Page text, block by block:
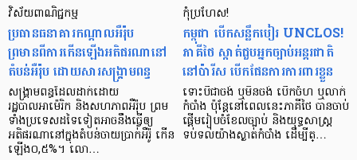
វិស័យពាណិជ្ជកម្ម
ប្រធានធនាគារកណ្តាលអឺរ៉ុប
ព្រមានពីការកើនឡើងអតិផរណានៅ
តំបន់អឺរ៉ុប ដោយសារសង្គ្រាមពន្ធ
សង្រ្គាមពន្ធដែលដាក់ដោយ
រដ្ឋបាលអាម៉េរិក និងសហភាពអឺរ៉ុប ព្រម
ទាំងប្រទេសដទៃទៀតអាចនឹងធ្វើឲ្យ
អតិផរណានៅក្នុងតំបន់ចាយប្រាក់អឺរ៉ូ កើន
ឡើង០,៥%។ លោ…
កុំប្រហែស!
កម្ពុជា បើកសន្លឹកបៀរ UNCLOS!
ភាគីថៃ ស្កាត់ជួបអ្នកច្បាប់អន្តរជាតិ
នៅប៉ារីស បើកផែនការការពារខ្លួន
ទោះបីជាចង់ ឬមិនចង់ បើកចំហ ឬលាក់
កំបាំង ប៉ុន្តែនៅពេលនេះភាគីថៃ បានចាប់
ផ្តើមរៀបចំខែលច្បាប់ និងយុទ្ធសាស្ត្រ
ទប់ទល់យ៉ាងស្ងាត់កំបាំង ដើម្បីត្…